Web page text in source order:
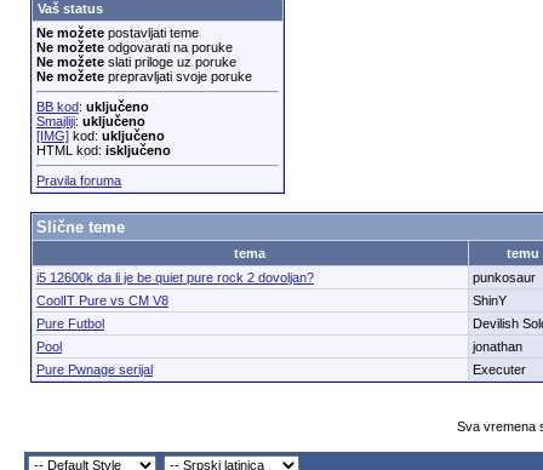
Vaš status
Ne možetepostavljati teme
Ne možeteodgovarati na poruke
Ne možeteslati priloge uz poruke
Ne možeteprepravljati svoje poruke
BB kod: uključeno
Smajliji: uključeno
[IMG]kod: uključeno
HTML kod: isključeno
Pravila foruma
Slične teme
tema
temu
i5 12600k da li je be quiet pure rock 2 dovoljan?
punkosaur
CoolIT Pure vs CM V8
ShinY
Pure Futbol
Devilish
Pool
jonathan
Pure Pwnage serijal
Executer
Sva vremena